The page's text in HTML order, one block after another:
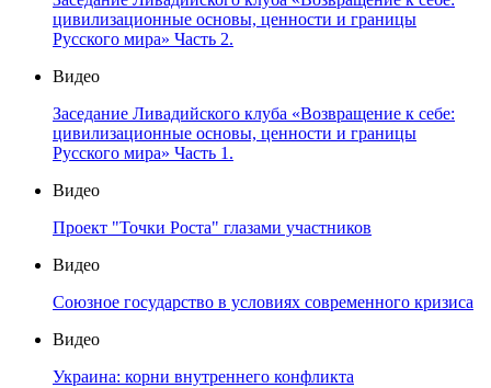
цивилизационные основы, ценности и границы
Русского мира» Часть 2.
Видео
Заседание Ливадийского клуба «Возвращение к себе:
цивилизационные основы, ценности и границы
Русского мира» Часть 1.
Видео
Проект "Точки Роста" глазами участников
Видео
Союзное государство в условиях современного кризиса
Видео
Украина: корни внутреннего конфликта